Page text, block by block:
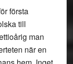
första
till
man
när en